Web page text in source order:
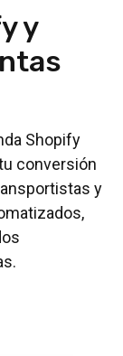
y
Shopify
conversión
y